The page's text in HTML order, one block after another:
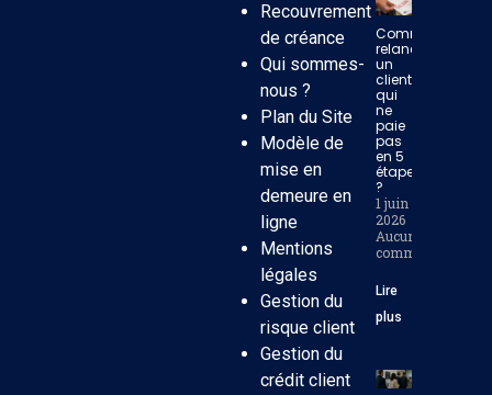
Recouvrement
de créance
Qui sommes-
nous ?
Plan du Site
Modèle de
mise en
demeure en
ligne
Mentions
légales
Gestion du
risque client
Gestion du
crédit client
Comment
relancer
un
client
qui
ne
paie
pas
en 5
étapes
?
1 juin
2026
Aucun
commentaire
Lire
plus